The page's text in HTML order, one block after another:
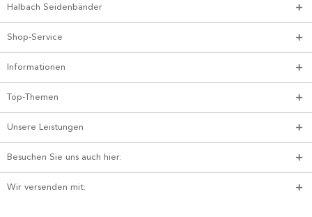
Halbach Seidenbänder
Shop-Service
Informationen
Top-Themen
Unsere Leistungen
Besuchen Sie uns auch hier:
Wir versenden mit: